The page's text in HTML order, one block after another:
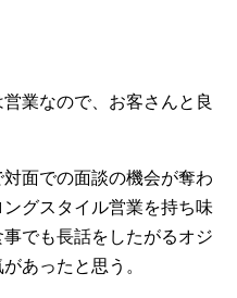
業なので、お客さんと良
面での面談の機会が奪わ
グスタイル営業を持ち味
でも長話をしたがるオジ
あったと思う。